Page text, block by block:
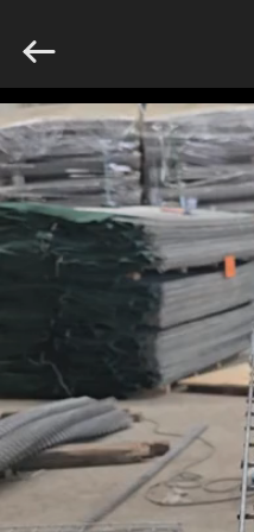
HEIM
PRODUKTE
ÜBER
UNS
Ltd..
Rights
Reserved.